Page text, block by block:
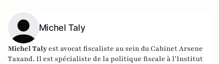
Michel Taly
Michel Taly est avocat fiscaliste au sein du Cabinet Arsene
Taxand. Il est spécialiste de la politique fiscale à l’Institut